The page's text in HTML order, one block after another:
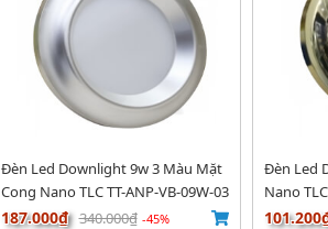
Đèn Led Downlight 9w 3 Màu Mặt
Cong Nano TLC TT-ANP-VB-09W-03
187.000₫ 340.000₫ -45%
Đèn Led
Nano